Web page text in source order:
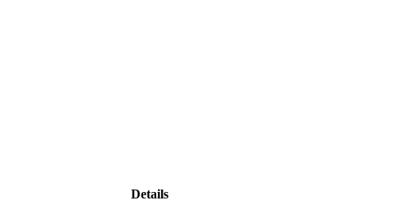
Details